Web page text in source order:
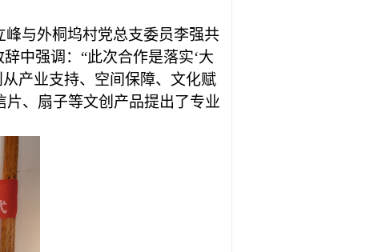
峰与外桐坞村党总支委员李强共
中强调：“此次合作是落实‘大
从产业支持、空间保障、文化赋
、扇子等文创产品提出了专业